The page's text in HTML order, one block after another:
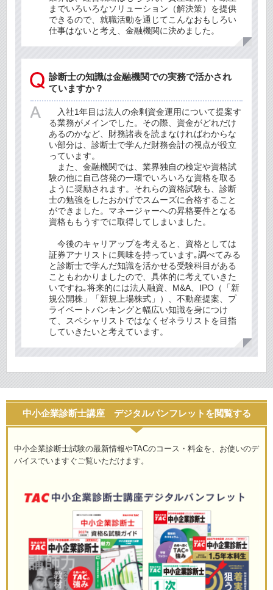
までいろいろなソリューション（解決策）を提供
できるので、就職活動を通じてこんなおもしろい
仕事はないと考え、金融機関に決めました。
診断士の知識は金融機関での実務で活かされ
ていますか？
入社1年目は法人の余剰資金運用について提案す
る業務がメインでした。その際、資金がどれだけ
あるのかなど、財務諸表を読まなければわからな
い部分は、診断士で学んだ財務会計の視点が役立
っています。
また、金融機関では、業界独自の検定や資格試
験の他に自己啓発の一環でいろいろな資格を取る
ように奨励されます。それらの資格試験も、診断
士の勉強をしたおかげでスムーズに合格すること
ができました。マネージャーへの昇格要件となる
資格ももうすでに取得してしまいました。
今後のキャリアップを考えると、資格としては
証券アナリストに興味を持っています｡調べてみる
と診断士で学んだ知識を活かせる受験科目がある
こともわかりましたので、具体的に考えていきた
いですね｡将来的には法人融資、M&A、IPO（「新
規公開株」「新規上場株式」）、不動産提案、プ
ライベートバンキングと幅広い知識を身につけ
て、スペシャリストではなくゼネラリストを目指
していきたいと考えています。
中小企業診断士講座 デジタルパンフレットを閲覧する
中小企業診断士試験の最新情報やTACのコース・料金を、お使いのデ
バイスでいますぐご覧いただけます。